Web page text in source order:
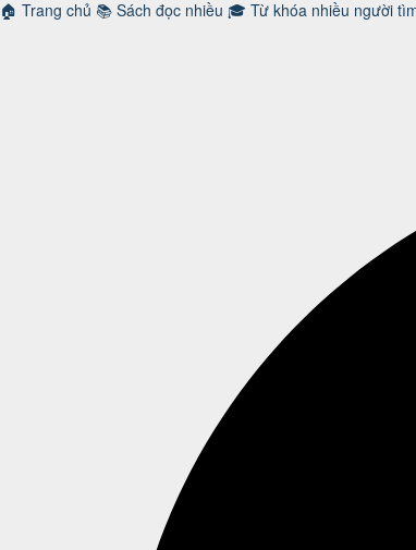
🏠 Trang chủ 📚 Sách đọc nhiều 🎓 Từ khóa nhiều người